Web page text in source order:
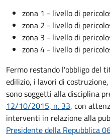
zona 1 - livello di
zona 2 - livello di
zona 3 - livello di
zona 4 - livello di
Fermo restando l'obbligo del
edilizio, i lavori di
sono soggetti alla disciplina
12/10/2015, n. 33, con
interventi in relazione alla
Presidente della Repubblica